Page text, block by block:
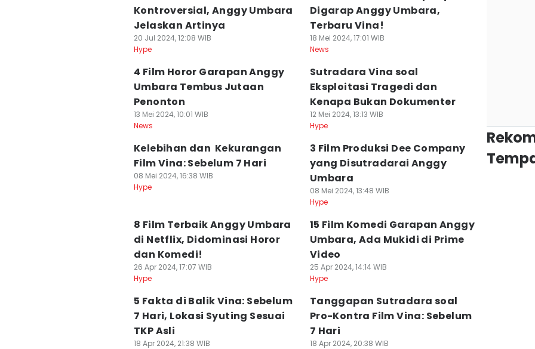
Kontroversial, Anggy Umbara
Jelaskan Artinya
20 Jul 2024, 12:08 WIB
Hype
Digarap Anggy Umbara,
Terbaru Vina!
18 Mei 2024, 17:01 WIB
News
4 Film Horor Garapan Anggy
Umbara Tembus Jutaan
Penonton
13 Mei 2024, 10:01 WIB
News
Sutradara Vina soal
Eksploitasi Tragedi dan
Kenapa Bukan Dokumenter
12 Mei 2024, 13:13 WIB
Hype
Kelebihan dan Kekurangan
Film Vina: Sebelum 7 Hari
08 Mei 2024, 16:38 WIB
Hype
3 Film Produksi Dee Company
yang Disutradarai Anggy
Umbara
08 Mei 2024, 13:48 WIB
Hype
8 Film Terbaik Anggy Umbara
di Netflix, Didominasi Horor
dan Komedi!
26 Apr 2024, 17:07 WIB
Hype
15 Film Komedi Garapan Anggy
Umbara, Ada Mukidi di Prime
Video
25 Apr 2024, 14:14 WIB
Hype
5 Fakta di Balik Vina: Sebelum
7 Hari, Lokasi Syuting Sesuai
TKP Asli
18 Apr 2024, 21:38 WIB
Tanggapan Sutradara soal
Pro-Kontra Film Vina: Sebelum
7 Hari
18 Apr 2024, 20:38 WIB